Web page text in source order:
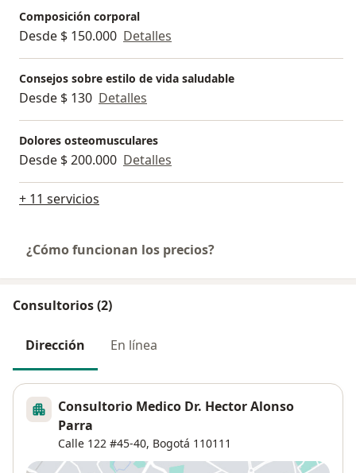
Composición corporal
Desde $ 150.000 Detalles
Consejos sobre estilo de vida saludable
Desde $ 130 Detalles
Dolores osteomusculares
Desde $ 200.000 Detalles
+ 11 servicios
¿Cómo funcionan los precios?
Consultorios (2)
Dirección En línea
Consultorio Medico Dr. Hector Alonso
Parra
Calle 122 #45-40, Bogotá 110111